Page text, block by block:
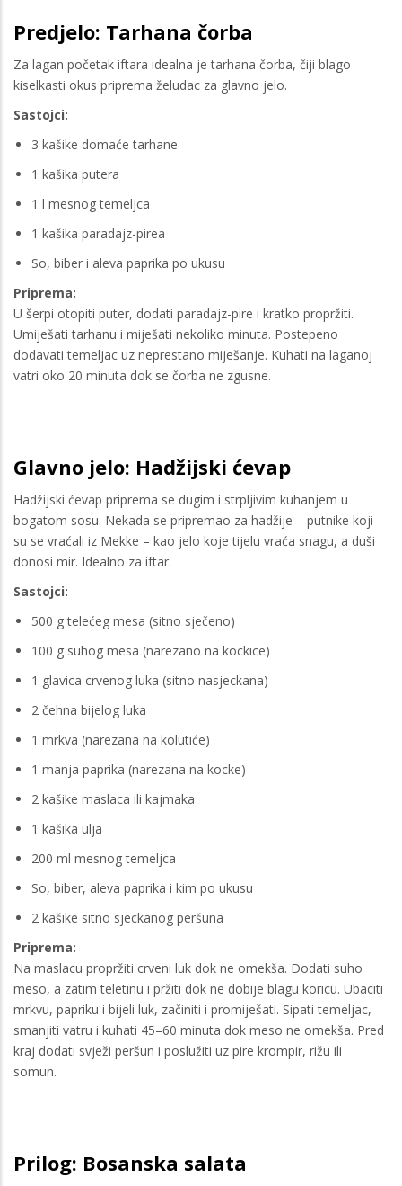
Predjelo: Tarhana čorba
Za lagan početak iftara idealna je tarhana čorba, čiji blago
kiselkasti okus priprema želudac za glavno jelo.
Sastojci:
3 kašike domaće tarhane
1 kašika putera
1 l mesnog temeljca
1 kašika paradajz-pirea
So, biber i aleva paprika po ukusu
Priprema:
U šerpi otopiti puter, dodati paradajz-pire i kratko propržiti.
Umiješati tarhanu i miješati nekoliko minuta. Postepeno
dodavati temeljac uz neprestano miješanje. Kuhati na laganoj
vatri oko 20 minuta dok se čorba ne zgusne.
Glavno jelo: Hadžijski ćevap
Hadžijski ćevap priprema se dugim i strpljivim kuhanjem u
bogatom sosu. Nekada se pripremao za hadžije – putnike koji
su se vraćali iz Mekke – kao jelo koje tijelu vraća snagu, a duši
donosi mir. Idealno za iftar.
Sastojci:
500 g telećeg mesa (sitno sječeno)
100 g suhog mesa (narezano na kockice)
1 glavica crvenog luka (sitno nasjeckana)
2 čehna bijelog luka
1 mrkva (narezana na kolutiće)
1 manja paprika (narezana na kocke)
2 kašike maslaca ili kajmaka
1 kašika ulja
200 ml mesnog temeljca
So, biber, aleva paprika i kim po ukusu
2 kašike sitno sjeckanog peršuna
Priprema:
Na maslacu propržiti crveni luk dok ne omekša. Dodati suho
meso, a zatim teletinu i pržiti dok ne dobije blagu koricu. Ubaciti
mrkvu, papriku i bijeli luk, začiniti i promiješati. Sipati temeljac,
smanjiti vatru i kuhati 45–60 minuta dok meso ne omekša. Pred
kraj dodati svježi peršun i poslužiti uz pire krompir, rižu ili
somun.
Prilog: Bosanska salata